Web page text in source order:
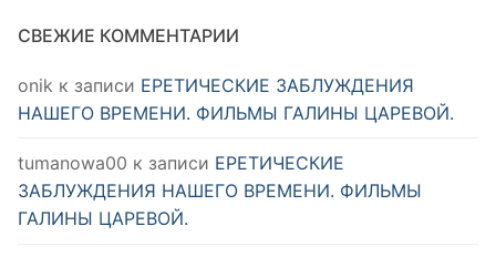
СВЕЖИЕ КОММЕНТАРИИ
onik к записи ЕРЕТИЧЕСКИЕ ЗАБЛУЖДЕНИЯ
НАШЕГО ВРЕМЕНИ. ФИЛЬМЫ ГАЛИНЫ ЦАРЕВОЙ.
tumanowa00 к записи ЕРЕТИЧЕСКИЕ
ЗАБЛУЖДЕНИЯ НАШЕГО ВРЕМЕНИ. ФИЛЬМЫ
ГАЛИНЫ ЦАРЕВОЙ.